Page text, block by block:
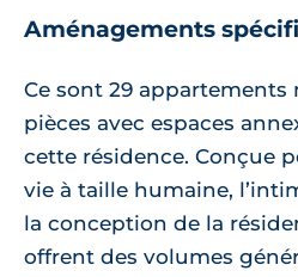
Aménagements
Ce sont 29 appartements
pièces avec espaces
cette résidence. Conçue
vie à taille humaine,
la conception de la
offrent des volumes